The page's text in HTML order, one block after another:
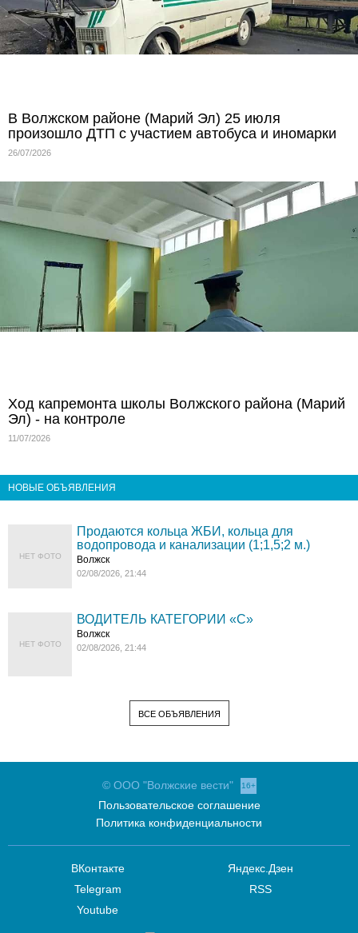
В Волжском районе (Марий Эл) 25 июля
произошло ДТП с участием автобуса и иномарки
26/07/2026
Ход капремонта школы Волжского района (Марий
Эл) - на контроле
11/07/2026
НОВЫЕ ОБЪЯВЛЕНИЯ
НЕТ ФОТО
Продаются кольца ЖБИ, кольца для
водопровода и канализации (1;1,5;2 м.)
Волжск
02/08/2026, 21:44
НЕТ ФОТО
ВОДИТЕЛЬ КАТЕГОРИИ «C»
Волжск
02/08/2026, 21:44
ВСЕ ОБЪЯВЛЕНИЯ
© ООО "Волжские вести" 16+
Пользовательское соглашение
Политика конфиденциальности
ВКонтакте
Telegram
Youtube
Яндекс.Дзен
RSS